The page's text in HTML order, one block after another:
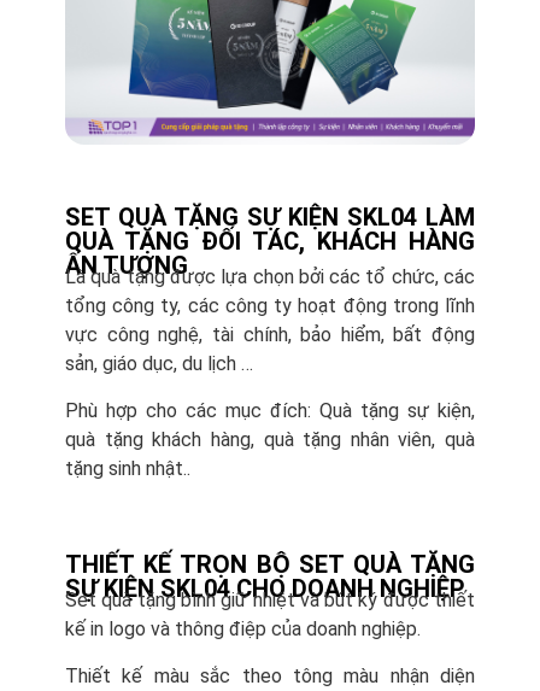
SET QUÀ TẶNG SỰ KIỆN SKL04 LÀM
QUÀ TẶNG ĐỐI TÁC, KHÁCH HÀNG
ẤN TƯỢNG
Là quà tặng được lựa chọn bởi các tổ chức, các
tổng công ty, các công ty hoạt động trong lĩnh
vực công nghệ, tài chính, bảo hiểm, bất động
sản, giáo dục, du lịch …
Phù hợp cho các mục đích: Quà tặng sự kiện,
quà tặng khách hàng, quà tặng nhân viên, quà
tặng sinh nhật..
THIẾT KẾ TRỌN BỘ SET QUÀ TẶNG
SỰ KIỆN SKL04 CHO DOANH NGHIỆP
Set quà tặng bình giữ nhiệt và bút ký được thiết
kế in logo và thông điệp của doanh nghiệp.
Thiết kế màu sắc theo tông màu nhận diện